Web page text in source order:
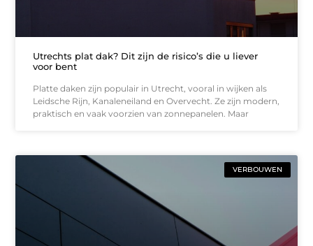
Utrechts plat dak? Dit zijn de risico’s die u liever
voor bent
Platte daken zijn populair in Utrecht, vooral in wijken als
Leidsche Rijn, Kanaleneiland en Overvecht. Ze zijn modern,
praktisch en vaak voorzien van zonnepanelen. Maar
VERBOUWEN